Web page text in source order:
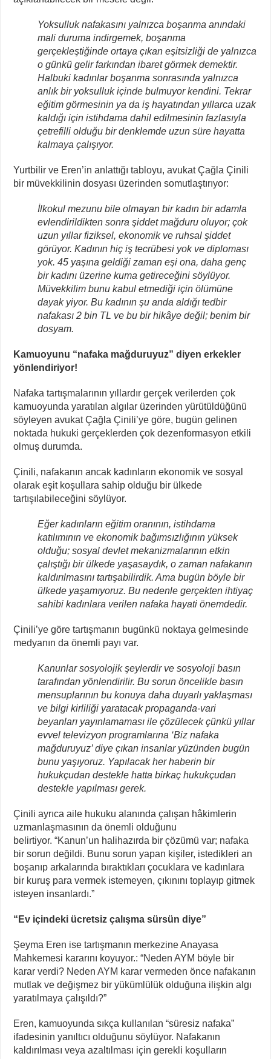
Yoksulluk nafakasını yalnızca boşanma anındaki
mali duruma indirgemek, boşanma
gerçekleştiğinde ortaya çıkan eşitsizliği de yalnızca
o günkü gelir farkından ibaret görmek demektir.
Halbuki kadınlar boşanma sonrasında yalnızca
anlık bir yoksulluk içinde bulmuyor kendini. Tekrar
eğitim görmesinin ya da iş hayatından yıllarca uzak
kaldığı için istihdama dahil edilmesinin fazlasıyla
çetrefilli olduğu bir denklemde uzun süre hayatta
kalmaya çalışıyor.
Yurtbilir ve Eren’in anlattığı tabloyu, avukat Çağla Çinili
bir müvekkilinin dosyası üzerinden somutlaştırıyor:
İlkokul mezunu bile olmayan bir kadın bir adamla
evlendirildikten sonra şiddet mağduru oluyor; çok
uzun yıllar fiziksel, ekonomik ve ruhsal şiddet
görüyor. Kadının hiç iş tecrübesi yok ve diploması
yok. 45 yaşına geldiği zaman eşi ona, daha genç
bir kadını üzerine kuma getireceğini söylüyor.
Müvekkilim bunu kabul etmediği için ölümüne
dayak yiyor. Bu kadının şu anda aldığı tedbir
nafakası 2 bin TL ve bu bir hikâye değil; benim bir
dosyam.
Kamuoyunu “nafaka mağduruyuz” diyen erkekler
yönlendiriyor!
Nafaka tartışmalarının yıllardır gerçek verilerden çok
kamuoyunda yaratılan algılar üzerinden yürütüldüğünü
söyleyen avukat Çağla Çinili’ye göre, bugün gelinen
noktada hukuki gerçeklerden çok dezenformasyon etkili
olmuş durumda.
Çinili, nafakanın ancak kadınların ekonomik ve sosyal
olarak eşit koşullara sahip olduğu bir ülkede
tartışılabileceğini söylüyor.
Eğer kadınların eğitim oranının, istihdama
katılımının ve ekonomik bağımsızlığının yüksek
olduğu; sosyal devlet mekanizmalarının etkin
çalıştığı bir ülkede yaşasaydık, o zaman nafakanın
kaldırılmasını tartışabilirdik. Ama bugün böyle bir
ülkede yaşamıyoruz. Bu nedenle gerçekten ihtiyaç
sahibi kadınlara verilen nafaka hayati önemdedir.
Çinili’ye göre tartışmanın bugünkü noktaya gelmesinde
medyanın da önemli payı var.
Kanunlar sosyolojik şeylerdir ve sosyoloji basın
tarafından yönlendirilir. Bu sorun öncelikle basın
mensuplarının bu konuya daha duyarlı yaklaşması
ve bilgi kirliliği yaratacak propaganda-vari
beyanları yayınlamaması ile çözülecek çünkü yıllar
evvel televizyon programlarına ‘Biz nafaka
mağduruyuz’ diye çıkan insanlar yüzünden bugün
bunu yaşıyoruz. Yapılacak her haberin bir
hukukçudan destekle hatta birkaç hukukçudan
destekle yapılması gerek.
Çinili ayrıca aile hukuku alanında çalışan hâkimlerin
uzmanlaşmasının da önemli olduğunu
belirtiyor. “Kanun’un halihazırda bir çözümü var; nafaka
bir sorun değildi. Bunu sorun yapan kişiler, istedikleri an
boşanıp arkalarında bıraktıkları çocuklara ve kadınlara
bir kuruş para vermek istemeyen, çıkınını toplayıp gitmek
isteyen insanlardı.”
“Ev içindeki ücretsiz çalışma sürsün diye”
Şeyma Eren ise tartışmanın merkezine Anayasa
Mahkemesi kararını koyuyor.: “Neden AYM böyle bir
karar verdi? Neden AYM karar vermeden önce nafakanın
mutlak ve değişmez bir yükümlülük olduğuna ilişkin algı
yaratılmaya çalışıldı?”
Eren, kamuoyunda sıkça kullanılan “süresiz nafaka”
ifadesinin yanıltıcı olduğunu söylüyor. Nafakanın
kaldırılması veya azaltılması için gerekli koşulların